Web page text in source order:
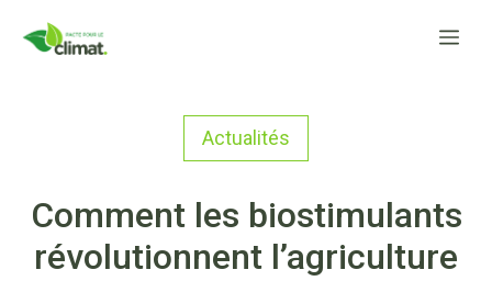
Actualités
Comment les biostimulants
révolutionnent l’agriculture